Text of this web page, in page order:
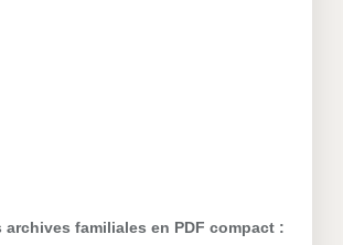
archives familiales en PDF compact :